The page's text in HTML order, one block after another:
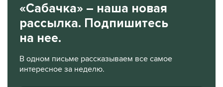
«Сабачка» – наша новая
рассылка. Подпишитесь
на нее.
В одном письме рассказываем все самое
интересное за неделю.